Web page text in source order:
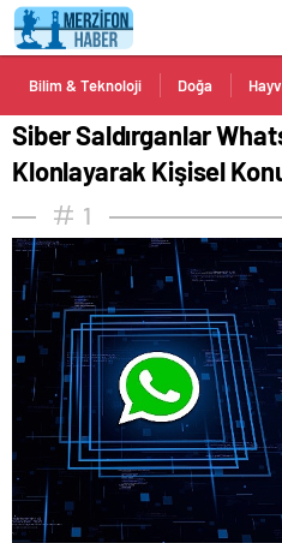
Bilim & Teknoloji Doğa
Geçiriyor
Siber Saldırganlar
Klonlayarak Kişisel
1